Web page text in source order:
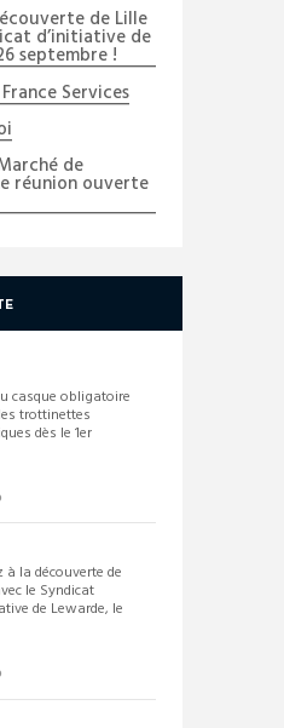
de Lille
d’initiative de
septembre !
Services
de
réunion ouverte
casque obligatoire
trottinettes
dès le 1er
à la découverte de
le Syndicat
de Lewarde, le